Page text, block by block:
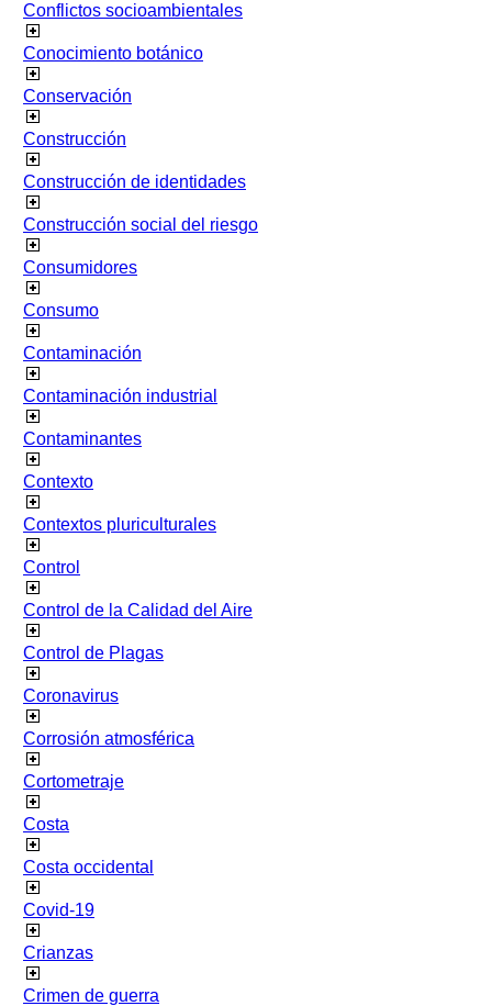
Conflictos socioambientales
Conocimiento botánico
Conservación
Construcción
Construcción de identidades
Construcción social del riesgo
Consumidores
Consumo
Contaminación
Contaminación industrial
Contaminantes
Contexto
Contextos pluriculturales
Control
Control de la Calidad del Aire
Control de Plagas
Coronavirus
Corrosión atmosférica
Cortometraje
Costa
Costa occidental
Covid-19
Crianzas
Crimen de guerra